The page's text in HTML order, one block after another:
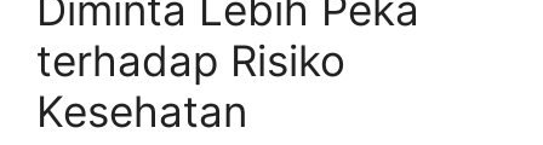
terhadap Risiko
Kesehatan